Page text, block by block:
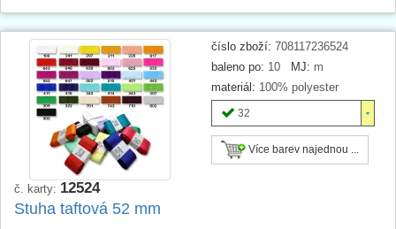
číslo zboží: 708117236524
baleno po: 10 MJ: m
materiál: 100% polyester
32
Více barev najednou ...
č. karty: 12524
Stuha taftová 52 mm